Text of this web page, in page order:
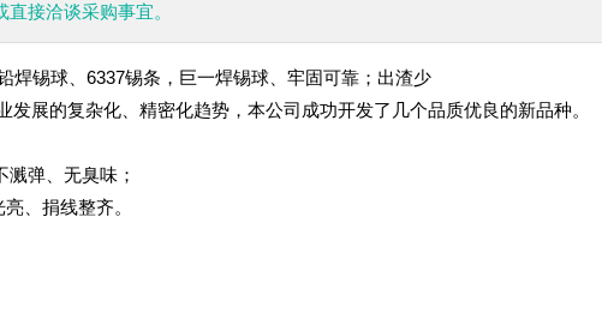
接洽谈采购事宜。
焊锡球、6337锡条，巨一焊锡球、牢固可靠；出渣少
发展的复杂化、精密化趋势，本公司成功开发了几个品质优良的新品种。
弹、无臭味；
、捐线整齐。